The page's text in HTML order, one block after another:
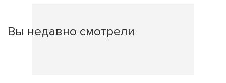
Вы недавно смотрели